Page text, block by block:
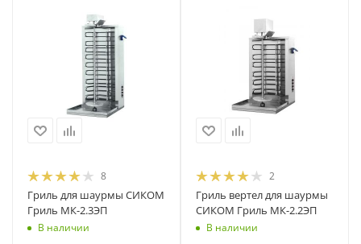
8
Гриль для шаурмы СИКОМ
Гриль МК-2.3ЭП
В наличии
2
Гриль вертел для шаурмы
СИКОМ Гриль МК-2.2ЭП
В наличии